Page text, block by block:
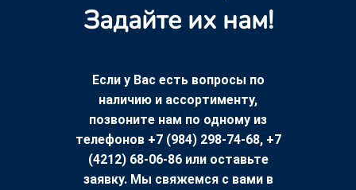
Задайте их нам!
Если у Вас есть вопросы по
наличию и ассортименту,
позвоните нам по одному из
телефонов +7 (984) 298-74-68, +7
(4212) 68-06-86 или оставьте
заявку. Мы свяжемся с вами в